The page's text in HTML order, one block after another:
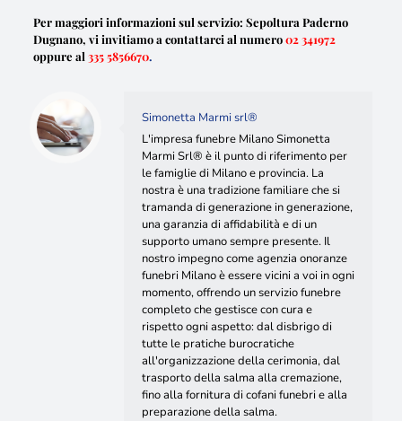
Per maggiori informazioni sul servizio: Sepoltura Paderno
Dugnano, vi invitiamo a contattarci al numero02 341972
oppure al 335 5856670.
Simonetta Marmi srl®
L'impresa funebre Milano Simonetta
Marmi Srl® è il punto di riferimento per
le famiglie di Milano e provincia. La
nostra è una tradizione familiare che si
tramanda di generazione in generazione,
una garanzia di affidabilità e di un
supporto umano sempre presente. Il
nostro impegno come agenzia onoranze
funebri Milano è essere vicini a voi in ogni
momento, offrendo un servizio funebre
completo che gestisce con cura e
rispetto ogni aspetto: dal disbrigo di
tutte le pratiche burocratiche
all'organizzazione della cerimonia, dal
trasporto della salma alla cremazione,
fino alla fornitura di cofani funebri e alla
preparazione della salma.